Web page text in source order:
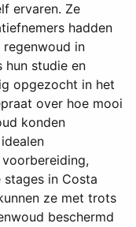
ervaren. Ze
hadden
in
hun studie en
opgezocht in het
over hoe mooi
konden
stages in Costa
ze met trots
beschermd